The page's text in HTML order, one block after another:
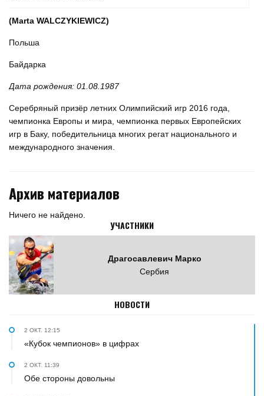
(Marta WALCZYKIEWICZ)
Польша
Байдарка
Дата рождения: 01.08.1987
Серебряный призёр летних Олимпийский игр 2016 года,
чемпионка Европы и мира, чемпионка первых Европейских
игр в Баку, победительница многих регат национального и
международного значения.
Архив материалов
Ничего не найдено.
УЧАСТНИКИ
Драгосавлевич Марко
Сербия
НОВОСТИ
2 ОКТ. 12:15
«Кубок чемпионов» в цифрах
2 ОКТ. 11:39
Обе стороны довольны